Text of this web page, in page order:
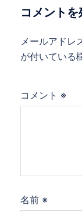
コメントを
メールアドレ
が付いている
コメント ※
名前 ※